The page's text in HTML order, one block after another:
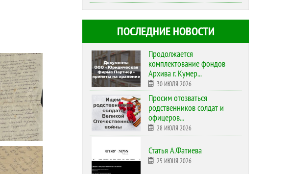
ПОСЛЕДНИЕ НОВОСТИ
Продолжается
комплектование фондов
Архива г. Кумер...
30 ИЮЛЯ 2026
Просим отозваться
родственников солдат и
офицеров...
28 ИЮЛЯ 2026
Статья А.Фатиева
25 ИЮНЯ 2026